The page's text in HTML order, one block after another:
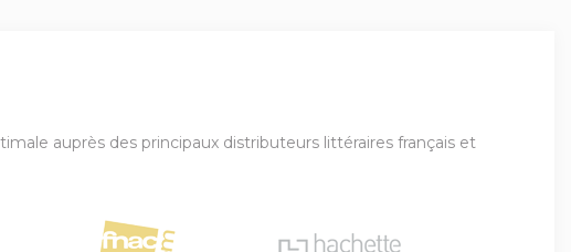
auprès des principaux distributeurs littéraires français et